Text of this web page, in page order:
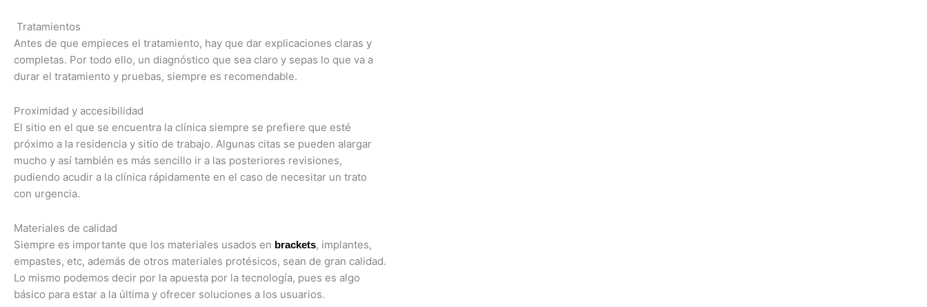
Tratamientos
Antes de que empieces el tratamiento, hay que dar explicaciones claras y
completas. Por todo ello, un diagnóstico que sea claro y sepas lo que va a
durar el tratamiento y pruebas, siempre es recomendable.
Proximidad y accesibilidad
El sitio en el que se encuentra la clínica siempre se prefiere que esté
próximo a la residencia y sitio de trabajo. Algunas citas se pueden alargar
mucho y así también es más sencillo ir a las posteriores revisiones,
pudiendo acudir a la clínica rápidamente en el caso de necesitar un trato
con urgencia.
Materiales de calidad
Siempre es importante que los materiales usados en brackets, implantes,
empastes, etc, además de otros materiales protésicos, sean de gran calidad.
Lo mismo podemos decir por la apuesta por la tecnología, pues es algo
básico para estar a la última y ofrecer soluciones a los usuarios.